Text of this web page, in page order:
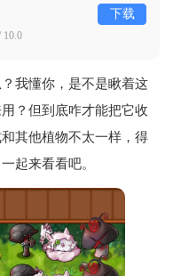
中文版
10.0
下载
我懂你，是不是瞅着这
？但到底咋才能把它收
其他植物不太一样，得
起来看看吧。